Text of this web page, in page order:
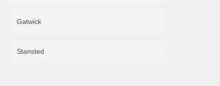
Gatwick
Stansted